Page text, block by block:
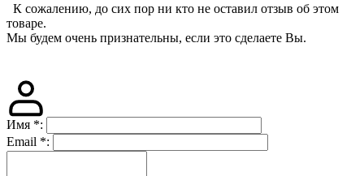
К сожалению, до сих пор ни кто не оставил отзыв об этом
товаре.
Мы будем очень признательны, если это сделаете Вы.
Имя *:
Email *: